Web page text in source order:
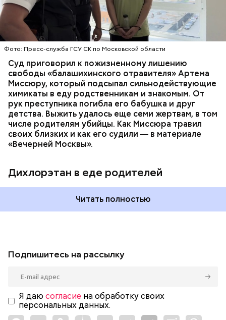
Фото: Пресс-служба ГСУ СК по Московской области
Суд приговорил к пожизненному лишению
свободы «балашихинского отравителя» Артема
Миссюру, который подсыпал сильнодействующие
химикаты в еду родственникам и знакомым. От
рук преступника погибла его бабушка и друг
детства. Выжить удалось еще семи жертвам, в том
числе родителям убийцы. Как Миссюра травил
своих близких и как его судили — в материале
«Вечерней Москвы».
Дихлорэтан в еде родителей
потерпевших направили на экспертизу. В них
специалисты обнаружили сильнодействующий
химикат дихлорэтан, который не мог попасть в
организм супругов случайно. То же самое вещество
нашли в еде, изъятой из квартиры пострадавших.
Читать полностью
ОТРАВЛЕНИЯ БАЛАШИХА
РОДИТЕЛИ
СЛЕДСТВЕННЫЙ КОМИТЕТ
ЭКСПЕРТИЗЫ
Подпишитесь на рассылку
Я даю согласие на обработку своих
персональных данных.